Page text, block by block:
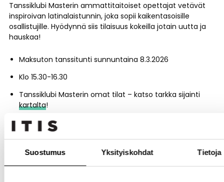
Suostumus Yksityiskohdat Tietoja
Tanssiklubi Masterin ammattitaitoiset opettajat vetävät
inspiroivan latinalaistunnin, joka sopii kaikentasoisille
osallistujille. Hyödynnä siis tilaisuus kokeilla jotain uutta ja
hauskaa!
Maksuton tanssitunti sunnuntaina 8.3.2026
Klo 15.30-16.30
Tanssiklubi Masterin omat tilat – katso tarkka sijainti
kartalta!
Ilmoittaudu mukaan alla olevan linkin kautta — saat
vahvistuksen ilmoittautumisen jälkeen.
special-class